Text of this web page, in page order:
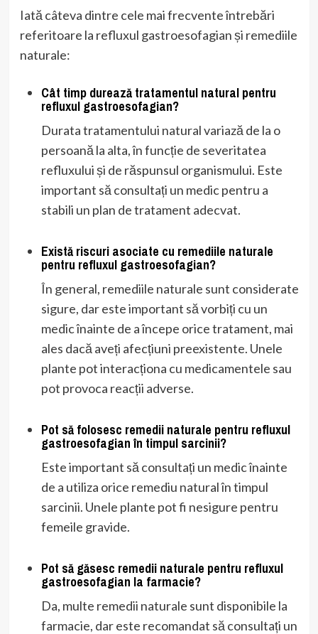
Iată câteva dintre cele mai frecvente întrebări
referitoare la refluxul gastroesofagian și remediile
naturale:
Cât timp durează tratamentul natural pentru
refluxul gastroesofagian?
Durata tratamentului natural variază de la o
persoană la alta, în funcție de severitatea
refluxului și de răspunsul organismului. Este
important să consultați un medic pentru a
stabili un plan de tratament adecvat.
Există riscuri asociate cu remediile naturale
pentru refluxul gastroesofagian?
În general, remediile naturale sunt considerate
sigure, dar este important să vorbiți cu un
medic înainte de a începe orice tratament, mai
ales dacă aveți afecțiuni preexistente. Unele
plante pot interacționa cu medicamentele sau
pot provoca reacții adverse.
Pot să folosesc remedii naturale pentru refluxul
gastroesofagian în timpul sarcinii?
Este important să consultați un medic înainte
de a utiliza orice remediu natural în timpul
sarcinii. Unele plante pot fi nesigure pentru
femeile gravide.
Pot să găsesc remedii naturale pentru refluxul
gastroesofagian la farmacie?
Da, multe remedii naturale sunt disponibile la
farmacie, dar este recomandat să consultați un